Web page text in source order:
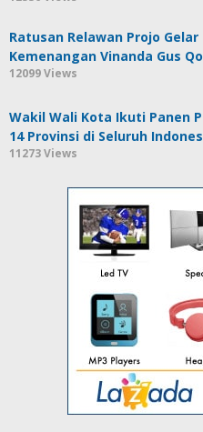
Ratusan Relawan Projo Gelar
Kemenangan Vinanda Gus
12099 Views
Wakil Wali Kota Ikuti Panen
14 Provinsi di Seluruh
11273 Views